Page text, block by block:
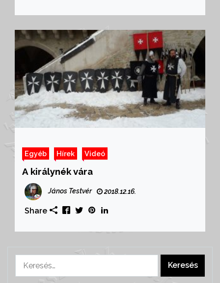
Egyéb Hírek Videó
A királynék vára
János Testvér 2018.12.16.
Share